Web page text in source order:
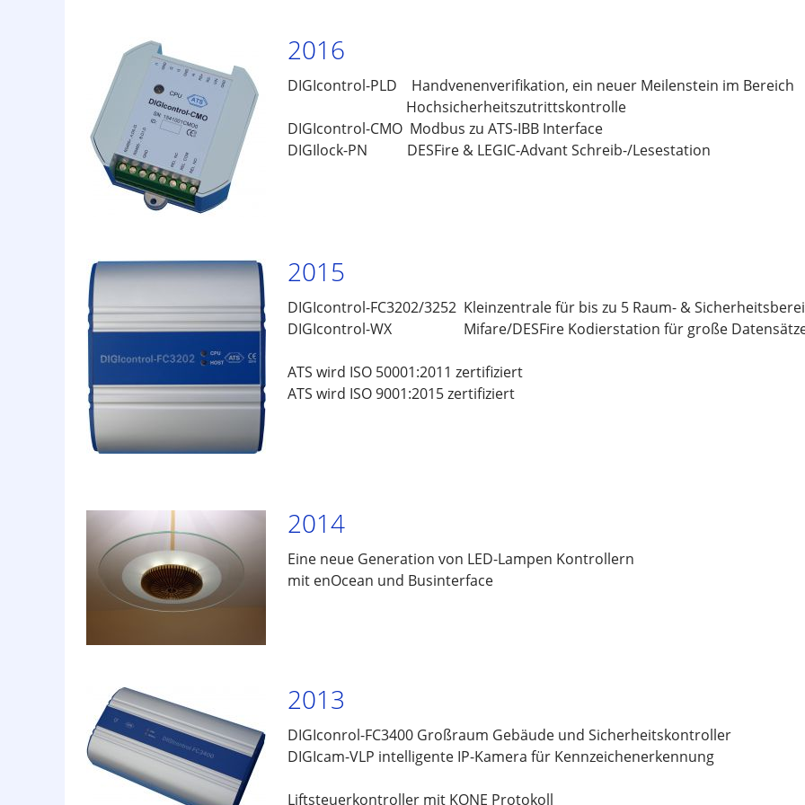
2016
DIGIcontrol-PLD Handvenenverifikation, ein neuer Meilenstein im Bereich
Hochsicherheitszutrittskontrolle
DIGIcontrol-CMO Modbus zu ATS-IBB Interface
DIGIlock-PN DESFire & LEGIC-Advant Schreib-/Lesestation
2015
DIGIcontrol-FC3202/3252 Kleinzentrale für bis zu 5 Raum- &
DIGIcontrol-WX Mifare/DESFire Kodierstation für große
ATS wird ISO 50001:2011 zertifiziert
ATS wird ISO 9001:2015 zertifiziert
2014
Eine neue Generation von LED-Lampen Kontrollern
mit enOcean und Businterface
2013
DIGIconrol-FC3400 Großraum Gebäude und Sicherheitskontroller
DIGIcam-VLP intelligente IP-Kamera für Kennzeichenerkennung
Liftsteuerkontroller mit KONE Protokoll